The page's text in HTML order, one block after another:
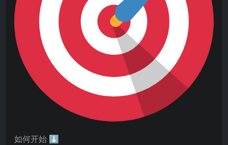
如何开始 ⬇